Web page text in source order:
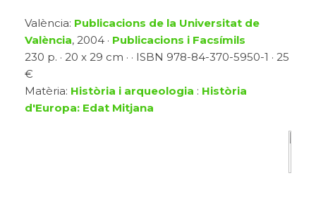
València: Publicacions de la Universitat de
València, 2004 · Publicacions i Facsímils
230 p. · 20 x 29 cm · · ISBN 978-84-370-5950-1 · 25
€
Matèria: Història i arqueologia : Història
d'Europa: Edat Mitjana